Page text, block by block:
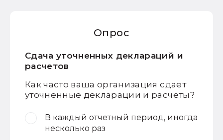
Опрос
Сдача уточненных деклараций и
расчетов
Как часто ваша организация сдает
уточненные декларации и расчеты?
В каждый отчетный период, иногда
несколько раз